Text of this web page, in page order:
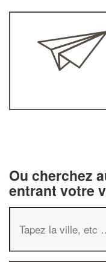
Ou cherchez
entrant votre